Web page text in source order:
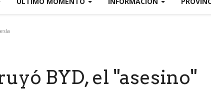
BYD, el "asesino"